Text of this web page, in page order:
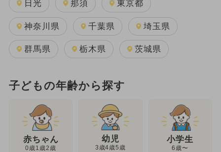
日光 那須 東京都
神奈川県 千葉県 埼玉県
群馬県 栃木県 茨城県
子どもの年齢から探す
赤ちゃん
0歳1歳2歳
幼児
3歳4歳5歳
小学生
6歳〜